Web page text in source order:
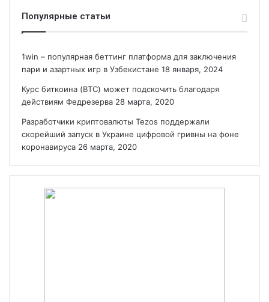
Популярные статьи
1win – популярная беттинг платформа для заключения
пари и азартных игр в Узбекистане 18 января, 2024
Курс биткоина (BTC) может подскочить благодаря
действиям Федрезерва 28 марта, 2020
Разработчики криптовалюты Tezos поддержали
скорейший запуск в Украине цифровой гривны на фоне
коронавируса 26 марта, 2020